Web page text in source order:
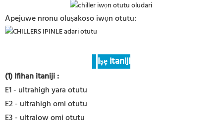
Apejuwe nronu oluṣakoso iwọn otutu:
Iṣẹ itaniji
(1) Ifihan itaniji:
E1 - ultrahigh yara otutu
E2 - ultrahigh omi otutu
E3 - ultralow omi otutu